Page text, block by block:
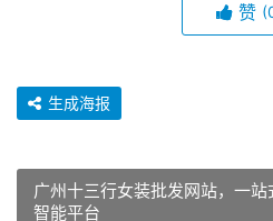
赞
生成海报
广州十三行女装批发网站，一
智能平台